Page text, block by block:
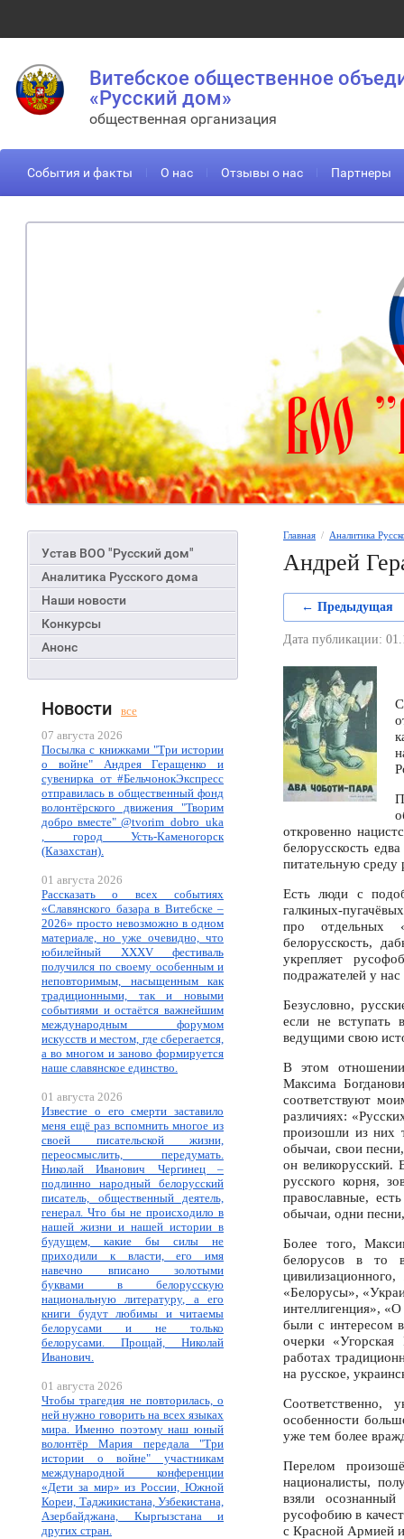
Витебское общественное
«Русский дом»
общественная организация
События и факты О нас Отзывы о нас Партнеры
Устав ВОО "Русский дом"
Аналитика Русского дома
Наши новости
Конкурсы
Анонс
Новости
все
07 августа 2026
Посылка с книжками "Три истории
о войне" Андрея Геращенко и
сувенирка от #БельчонокЭкспресс
отправилась в общественный фонд
волонтёрского движения "Творим
добро вместе" @tvorim_dobro_uka
, город Усть-Каменогорск
(Казахстан).
01 августа 2026
Рассказать о всех событиях
«Славянского базара в Витебске –
2026» просто невозможно в одном
материале, но уже очевидно, что
юбилейный XXXV фестиваль
получился по своему особенным и
неповторимым, насыщенным как
традиционными, так и новыми
событиями и остаётся важнейшим
международным форумом
искусств и местом, где сберегается,
а во многом и заново формируется
наше славянское единство.
01 августа 2026
Известие о его смерти заставило
меня ещё раз вспомнить многое из
своей писательской жизни,
переосмыслить, передумать.
Николай Иванович Чергинец –
подлинно народный белорусский
писатель, общественный деятель,
генерал. Что бы не происходило в
нашей жизни и нашей истории в
будущем, какие бы силы не
приходили к власти, его имя
навечно вписано золотыми
буквами в белорусскую
национальную литературу, а его
книги будут любимы и читаемы
белорусами и не только
белорусами. Прощай, Николай
Иванович.
01 августа 2026
Чтобы трагедия не повторилась, о
ней нужно говорить на всех языках
мира. Именно поэтому наш юный
волонтёр Мария передала "Три
истории о войне" участникам
международной конференции
«Дети за мир» из России, Южной
Кореи, Таджикистана, Узбекистана,
Азербайджана, Кыргызстана и
других стран.
Главная
  /
Аналитика
Андрей
← Предыдущая
Дата публикации:
откровенно
белорусскость
питательную среду
Есть люди с
галкиных-
про отдельных
белорусскость,
укрепляет
подражателей у
Безусловно,
если не вступать
ведущими свою
В этом отношении
Максима
соответствуют
различиях:
произошли из них
обычаи, свои
он
русского корня,
православные,
обычаи, одни
Более того,
белорусов в то
«Белорусы»,
интеллигенция»,
были с интересом
очерки
работах
на русское,
Соответственно,
особенности
уже тем более
Перелом
националисты,
взяли
русофобию в
с Красной Армией